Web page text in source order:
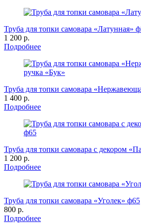
Труба для топки самовара «Латунная»
1 200 р.
Подробнее
Труба для топки самовара
1 400 р.
Подробнее
Труба для топки самовара с декором
1 200 р.
Подробнее
Труба для топки самовара «Уголек» ф65
800 р.
Подробнее